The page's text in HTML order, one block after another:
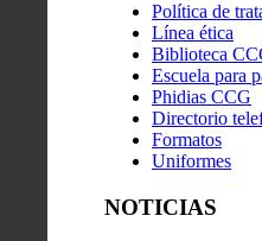
Política de
Línea ética
Biblioteca
Escuela para
Phidias CCG
Directorio
Formatos
Uniformes
NOTICIAS